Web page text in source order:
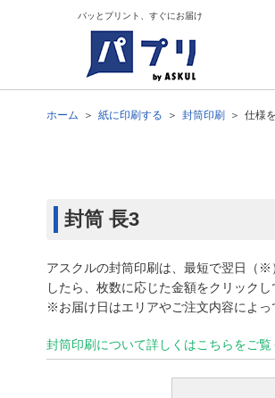
パッとプリント、すぐにお届け
ホーム 紙に印刷する 封筒印刷 仕様
封筒 長3
アスクルの封筒印刷は、最短で翌日（
したら、枚数に応じた金額をクリックし
※お届け日はエリアやご注文内容によっ
封筒印刷について詳しくはこちらをご